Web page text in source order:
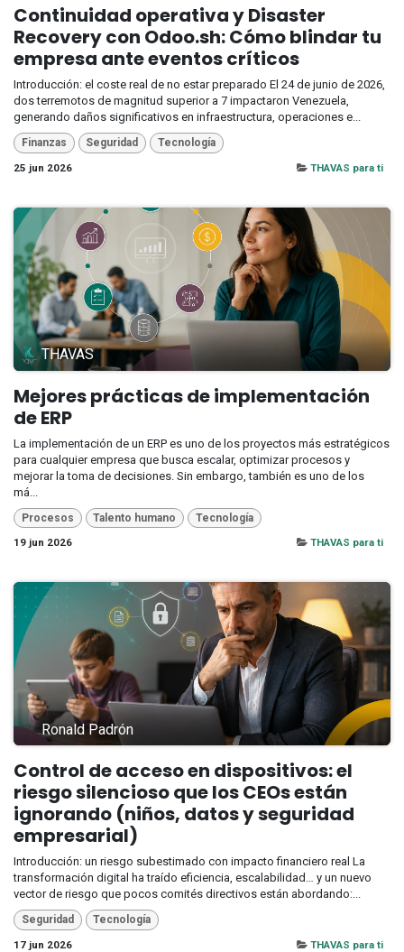
Continuidad operativa y Disaster
Recovery con Odoo.sh: Cómo blindar tu
empresa ante eventos críticos
Introducción: el coste real de no estar preparado El 24 de junio de 2026,
dos terremotos de magnitud superior a 7 impactaron Venezuela,
generando daños significativos en infraestructura, operaciones e...
Finanzas Seguridad
Tecnología
25 jun 2026
THAVAS para ti
THAVAS
Mejores prácticas de implementación
de ERP
La implementación de un ERP es uno de los proyectos más estratégicos
para cualquier empresa que busca escalar, optimizar procesos y
mejorar la toma de decisiones. Sin embargo, también es uno de los
má...
Procesos Talento humano
Tecnología
19 jun 2026
THAVAS para ti
Ronald Padrón
Control de acceso en dispositivos: el
riesgo silencioso que los CEOs están
ignorando (niños, datos y seguridad
empresarial)
Introducción: un riesgo subestimado con impacto financiero real La
transformación digital ha traído eficiencia, escalabilidad… y un nuevo
vector de riesgo que pocos comités directivos están abordando:...
Seguridad
Tecnología
17 jun 2026
THAVAS para ti